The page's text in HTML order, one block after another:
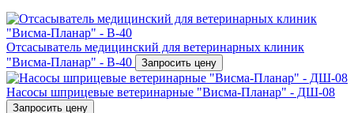
Отсасыватель медицинский для ветеринарных клиник
"Висма-Планар" - В-40
Запросить цену
Насосы шприцевые ветеринарные "Висма-Планар" - ДШ-08
Запросить цену